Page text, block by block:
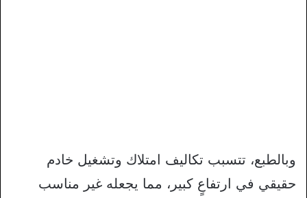
وبالطبع، تتسبب تكاليف امتلاك وتشغيل خادم
حقيقي في ارتفاعٍ كبير، مما يجعله غير مناسب